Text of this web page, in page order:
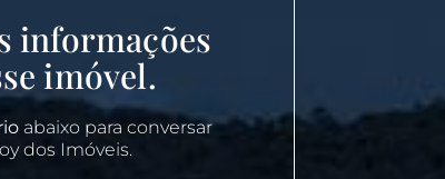
informações
imóvel.
abaixo para conversar
dos Imóveis.